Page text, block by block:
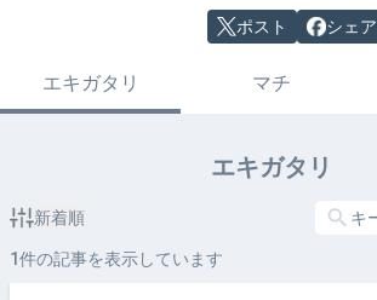
ポスト シェア
エキガタリ マチ
エキガタリ
新着順
1件の記事を表示しています